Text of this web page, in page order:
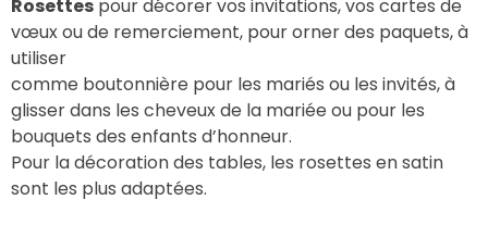
Rosettes pour décorer vos invitations, vos cartes de
vœux ou de remerciement, pour orner des paquets, à
utiliser
comme boutonnière pour les mariés ou les invités, à
glisser dans les cheveux de la mariée ou pour les
bouquets des enfants d’honneur.
Pour la décoration des tables, les rosettes en satin
sont les plus adaptées.